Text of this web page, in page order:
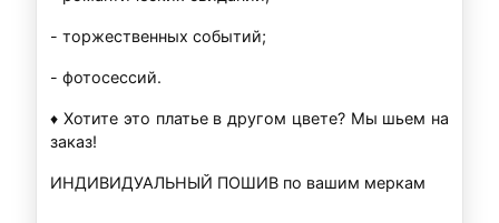
- торжественных событий;
- фотосессий.
♦ Хотите это платье в другом цвете? Мы шьем на
заказ!
ИНДИВИДУАЛЬНЫЙ ПОШИВ по вашим меркам